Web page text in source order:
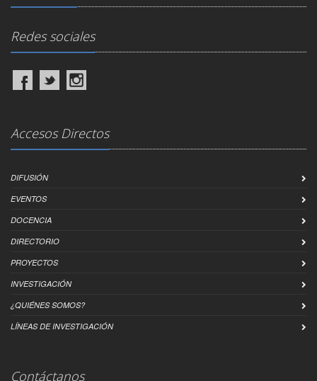
Redes sociales
Accesos Directos
DIFUSIÓN
EVENTOS
DOCENCIA
DIRECTORIO
PROYECTOS
INVESTIGACIÓN
¿QUIÉNES SOMOS?
LÍNEAS DE INVESTIGACIÓN
Contáctanos